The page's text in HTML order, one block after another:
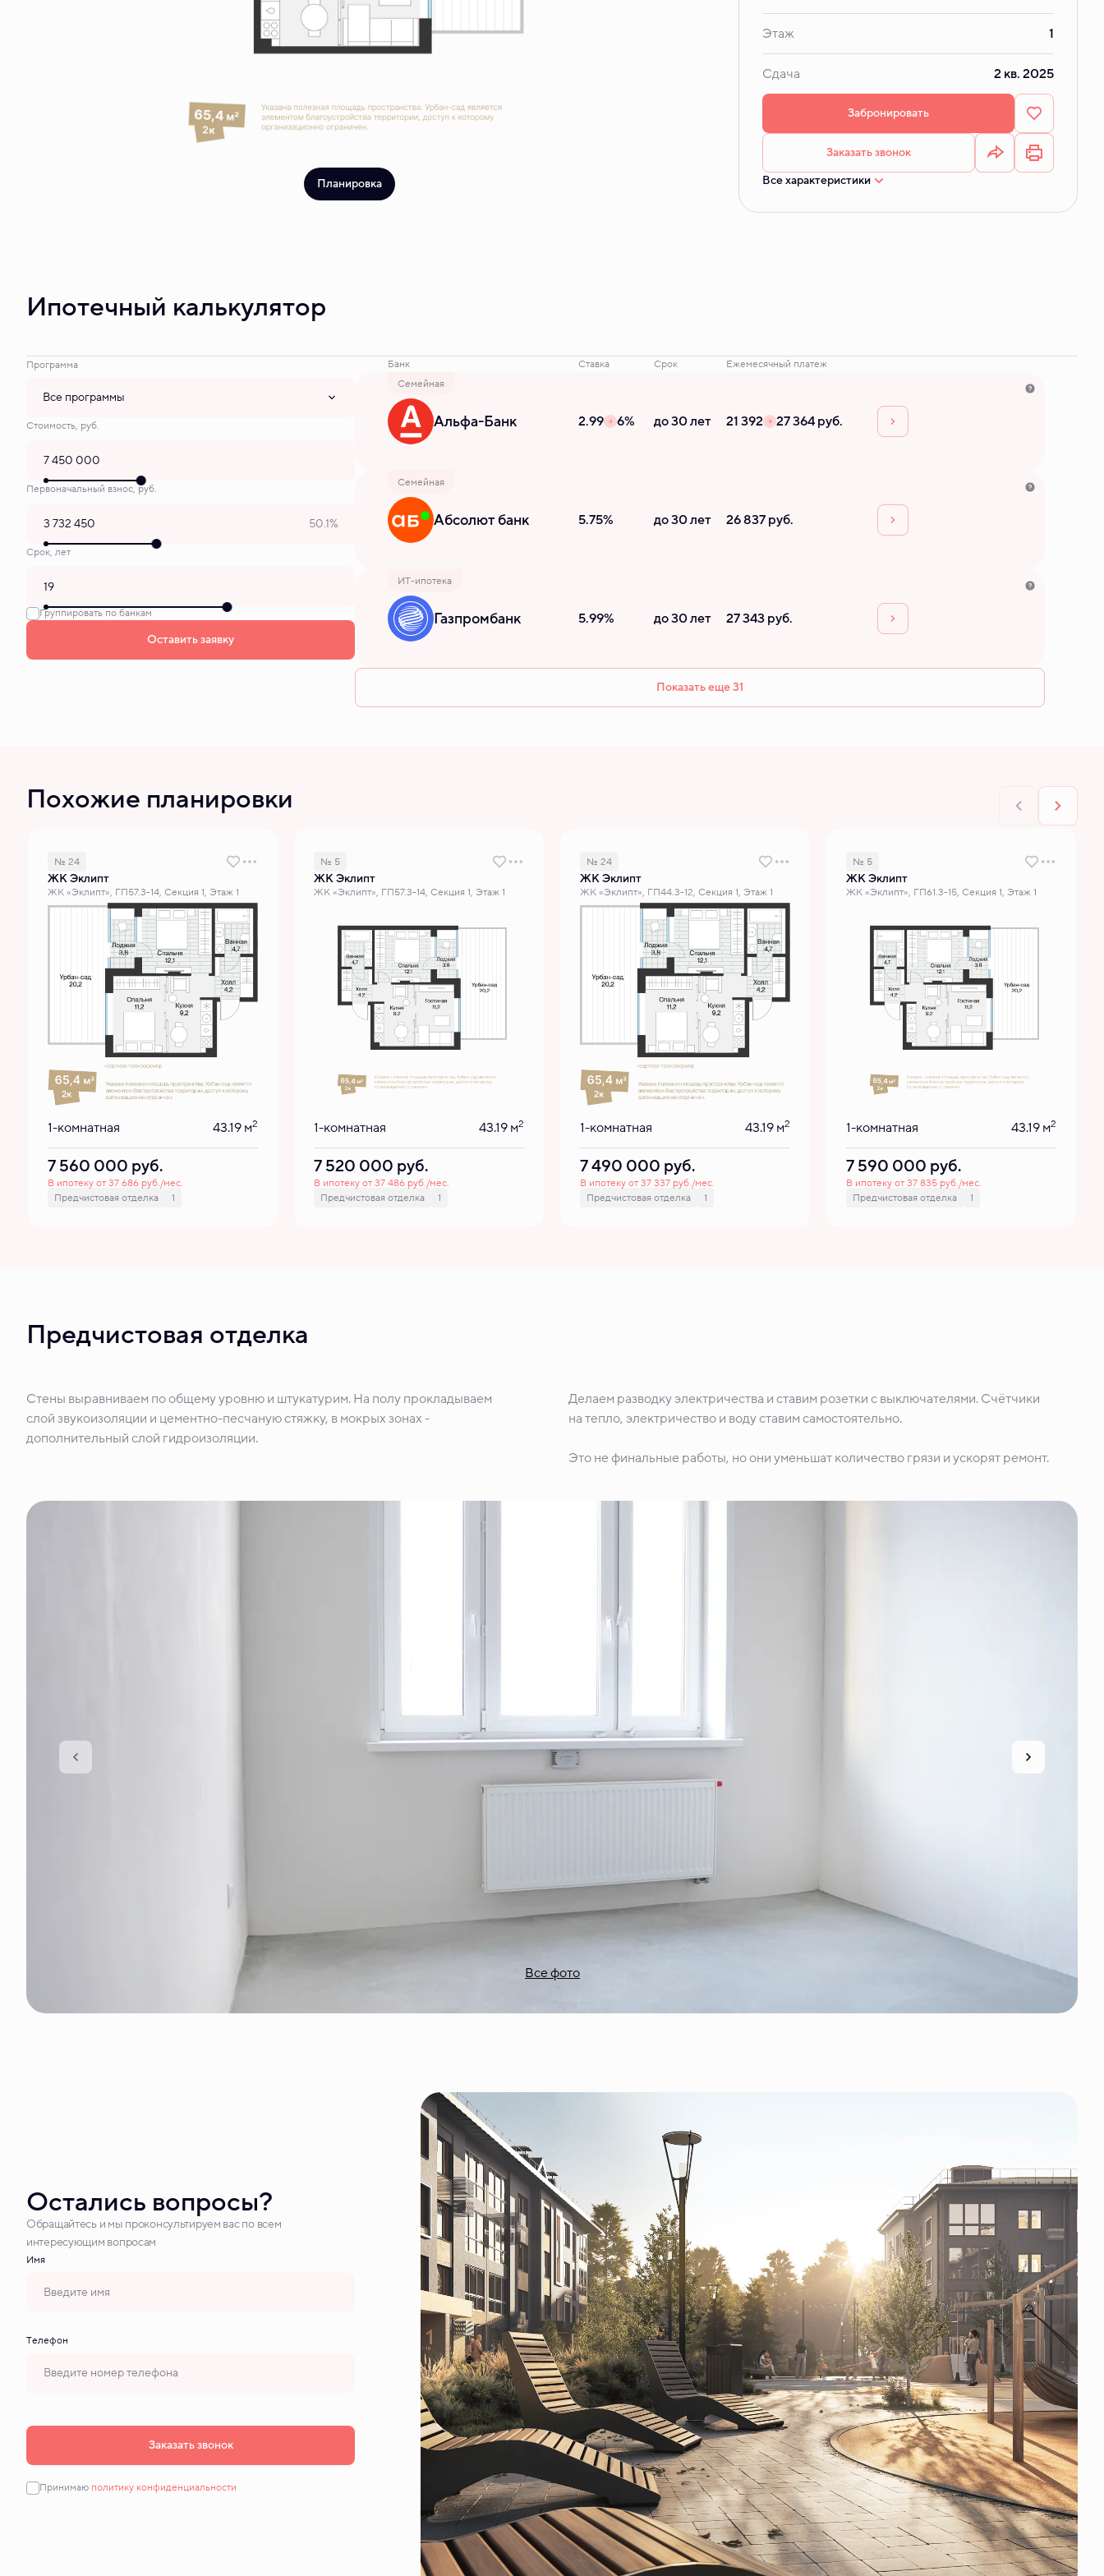
Планировка
Этаж 1
Сдача 2 кв. 2025
Забронировать
Заказать звонок
Все характеристики
Ипотечный калькулятор
Программа
Все программы
Стоимость, руб.
Первоначальный взнос, руб.
50.1%
Срок, лет
Группировать по банкам
Оставить заявку
Банк Ставка Срок
Ежемесячный платеж
Семейная
Альфа-Банк 2.99 6% до 30 лет 21 392 27 364 руб.
Семейная
Абсолют банк 5.75% до 30 лет 26 837 руб.
ИТ-ипотека
Газпромбанк 5.99% до 30 лет 27 343 руб.
Показать еще 31
Похожие планировки
№ 24
ЖК Эклипт
ЖК «Эклипт», ГП57.3-14, Секция 1, Этаж 1
1-комнатная 43.19 м2
7 560 000 руб.
В ипотеку от 37 686 руб./мес.
Предчистовая отделка
1
№ 5
ЖК Эклипт
ЖК «Эклипт», ГП57.3-14, Секция 1, Этаж 1
1-комнатная 43.19 м2
7 520 000 руб.
В ипотеку от 37 486 руб./мес.
Предчистовая отделка
1
№ 24
ЖК Эклипт
ЖК «Эклипт», ГП44.3-12, Секция 1, Этаж 1
1-комнатная 43.19 м2
7 490 000 руб.
В ипотеку от 37 337 руб./мес.
Предчистовая отделка
1
№ 5
ЖК Эклипт
ЖК «Эклипт», ГП61.3-15, Секция 1, Этаж 1
1-комнатная 43.19 м2
7 590 000 руб.
В ипотеку от 37 835 руб./мес.
Предчистовая отделка
1
Предчистовая отделка
Стены выравниваем по общему уровню и штукатурим. На полу прокладываем
слой звукоизоляции и цементно-песчаную стяжку, в мокрых зонах -
дополнительный слой гидроизоляции.
Делаем разводку электричества и ставим розетки с выключателями. Счётчики
на тепло, электричество и воду ставим самостоятельно.
Это не финальные работы, но они уменьшат количество грязи и ускорят ремонт.
Все фото
Остались вопросы?
Обращайтесь и мы проконсультируем вас по всем
интересующим вопросам
Имя
Tелефон
Заказать звонок
Принимаю политику конфиденциальности